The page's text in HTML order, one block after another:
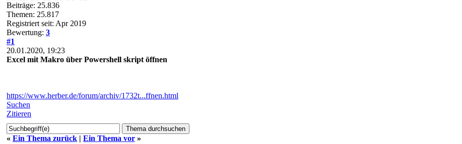
Beiträge: 25.836
Themen: 25.817
Registriert seit: Apr 2019
Bewertung: 3
#1
20.01.2020, 19:23
Excel mit Makro über Powershell skript öffnen
https://www.herber.de/forum/archiv/1732t...ffnen.html
Suchen
Zitieren
« Ein Thema zurück | Ein Thema vor »